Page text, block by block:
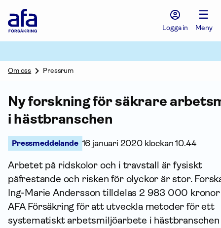
Försäkring
Logga in
☰
Meny
Om oss Pressrum
Ny forskning för säkrare
i hästbranschen
Pressmeddelande 16 januari 2020 klockan 10.44
Arbetet på ridskolor och i travstall är fysiskt
påfrestande och risken för olyckor är stor.
Ing-Marie Andersson tilldelas 2 983 000 kronor
AFA För­säkring för att utveckla metoder för ett
systematiskt arbets­miljö­arbete i